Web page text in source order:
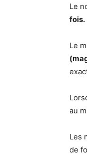
Le
fois.
Le
au
Les
de